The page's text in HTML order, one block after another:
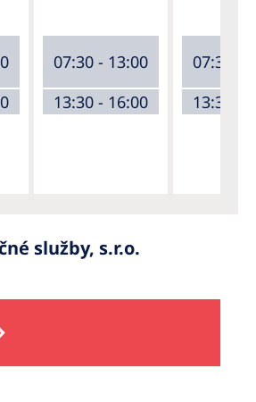
07:30 - 13:00
13:30 - 16:00
07:30 -
13:30 -
služby, s.r.o.